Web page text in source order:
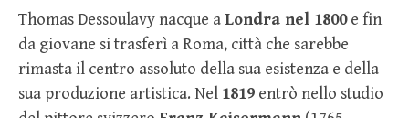
Thomas Dessoulavy nacque aLondra nel 1800e fin
da giovane si trasferì a Roma, città che sarebbe
rimasta il centro assoluto della sua esistenza e della
sua produzione artistica. Nel 1819 entrò nello studio